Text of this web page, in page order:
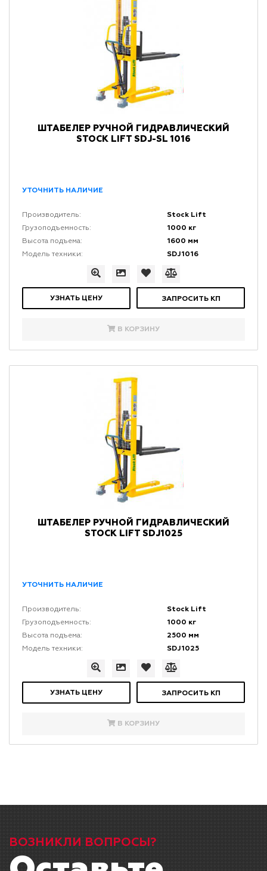
ШТАБЕЛЕР РУЧНОЙ ГИДРАВЛИЧЕСКИЙ
STOCK LIFT SDJ-SL 1016
УТОЧНИТЬ НАЛИЧИЕ
Производитель: Stock Lift
Грузоподъемность: 1000 кг
Высота подъема: 1600 мм
Модель техники: SDJ1016
УЗНАТЬ ЦЕНУ ЗАПРОСИТЬ КП
В КОРЗИНУ
ШТАБЕЛЕР РУЧНОЙ ГИДРАВЛИЧЕСКИЙ
STOCK LIFT SDJ1025
УТОЧНИТЬ НАЛИЧИЕ
Производитель: Stock Lift
Грузоподъемность: 1000 кг
Высота подъема: 2500 мм
Модель техники: SDJ1025
УЗНАТЬ ЦЕНУ ЗАПРОСИТЬ КП
В КОРЗИНУ
ВОЗНИКЛИ ВОПРОСЫ?